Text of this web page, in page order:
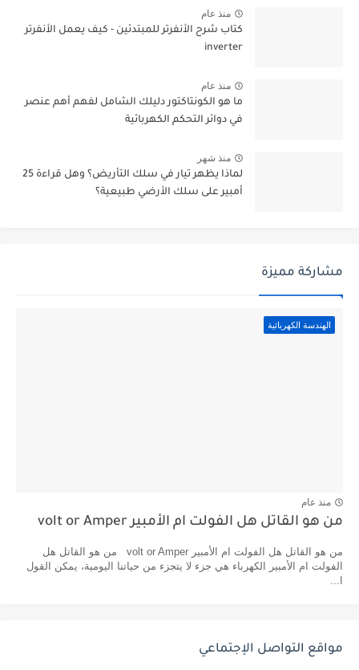
منذ عام
كتاب شرح الأنفرتر للمبتدئين - كيف يعمل الأنفرتر
inverter
منذ عام
ما هو الكونتاكتور دليلك الشامل لفهم أهم عنصر
في دوائر التحكم الكهربائية
منذ شهر
لماذا يظهر تيار في سلك التأريض؟ وهل قراءة 25
أمبير على سلك الأرضي طبيعية؟
مشاركة مميزة
الهندسة الكهربائية
منذ عام
من هو القاتل هل الفولت ام الأمبير volt or Amper
من هو القاتل هل الفولت ام الأمبير volt or Amper من هو القاتل هل
الفولت ام الأمبير الكهرباء هي جزء لا يتجزء من حياتنا اليومية، يمكن القول
مواقع التواصل الإجتماعي